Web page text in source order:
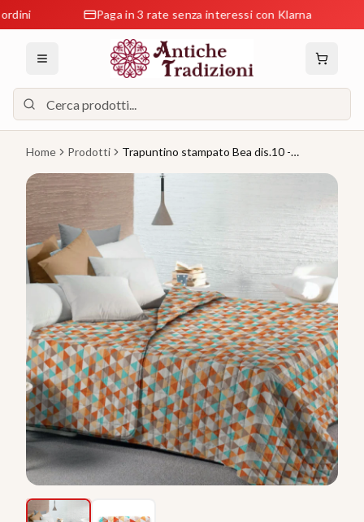
Paga in 3 rate senza interessi con Klarna
Home Prodotti
Trapuntino stampato Bea dis.10 -